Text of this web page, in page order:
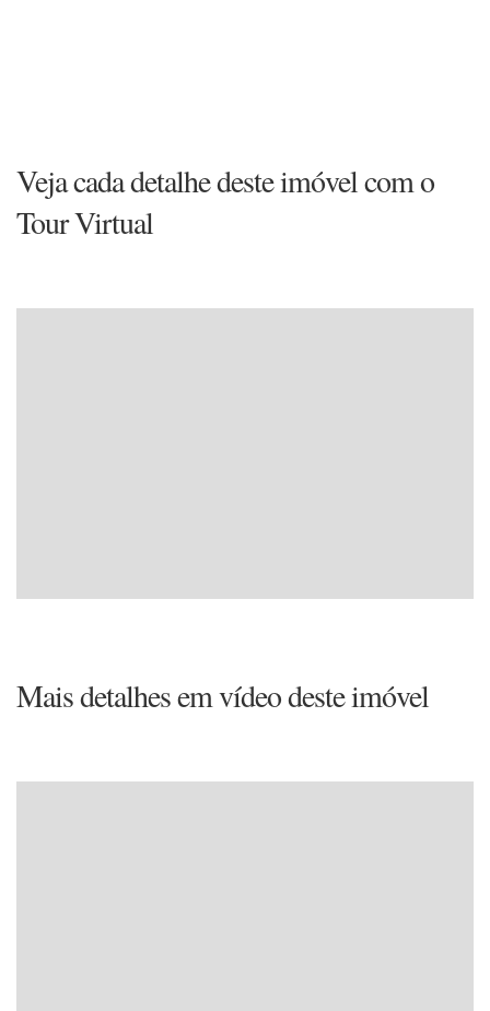
Veja cada detalhe deste imóvel com o
Tour Virtual
Mais detalhes em vídeo deste imóvel